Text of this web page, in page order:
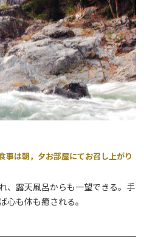
事は朝，夕お部屋にてお召し上がり
、露天風呂からも一望できる。手
心も体も癒される。